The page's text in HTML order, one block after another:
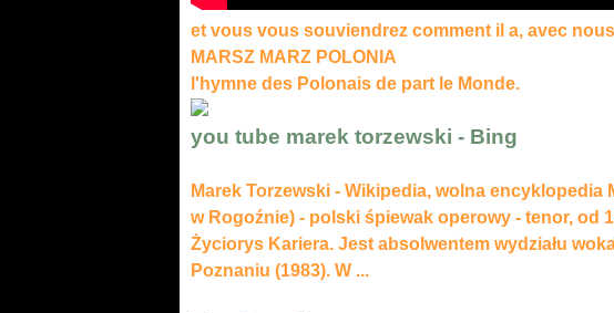
et vous vous souviendrez comment il a, avec
MARSZ MARZ POLONIA
l'hymne des Polonais de part le Monde.
you tube marek torzewski - Bing
Marek Torzewski - Wikipedia, wolna encyklopedia
w Rogoźnie) - polski śpiewak operowy - tenor, od
Życiorys Kariera. Jest absolwentem wydziału
Poznaniu (1983). W ...